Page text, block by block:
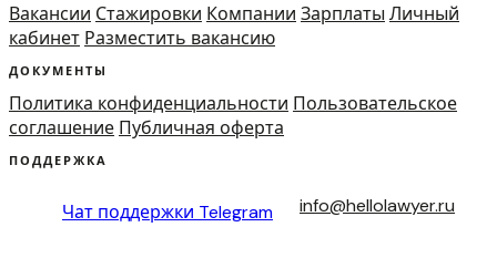
Вакансии Стажировки Компании Зарплаты Личный
кабинет Разместить вакансию
ДОКУМЕНТЫ
Политика конфиденциальности Пользовательское
соглашение Публичная оферта
ПОДДЕРЖКА
Чат поддержки Telegram info@hellolawyer.ru